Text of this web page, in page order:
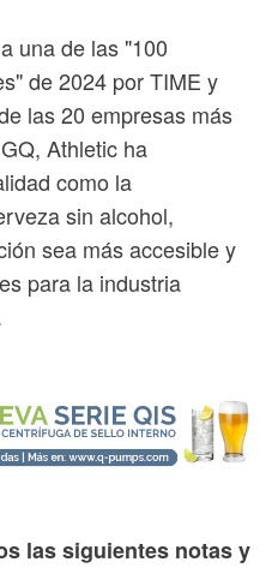
una de las "100
de 2024 por TIME y
las 20 empresas más
Athletic ha
como la
sin alcohol,
sea más accesible y
para la industria
las siguientes notas y